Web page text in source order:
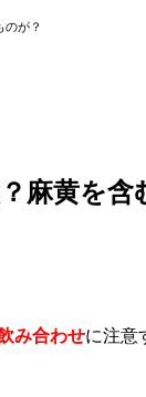
のが？
麻黄を
み合わせに注意